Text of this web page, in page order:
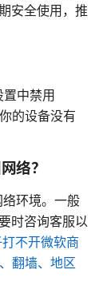
安全使用，推
中禁用
的设备没有
络？
环境。一般
时咨询客服以
不开微软商
翻墙、地区